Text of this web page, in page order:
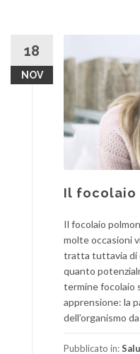
18
NOV
Il focolaio
Il focolaio
molte occasioni
tratta tuttavia di
quanto
termine focolaio
apprensione: la
dell’organismo
Pubblicato in: